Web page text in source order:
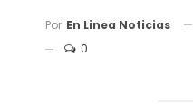
Por En Linea Noticias
0